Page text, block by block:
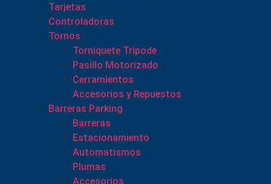
Tarjetas
Controladoras
Tornos
Torniquete Tripode
Pasillo Motorizado
Cerramientos
Accesorios y Repuestos
Barreras Parking
Barreras
Estacionamiento
Automatismos
Plumas
Accesorios